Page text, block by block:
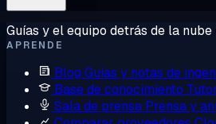
Guías y el equipo detrás de la
APRENDE
Blog Guías y notas de
Base de conocimiento
Sala de prensa Prensa y